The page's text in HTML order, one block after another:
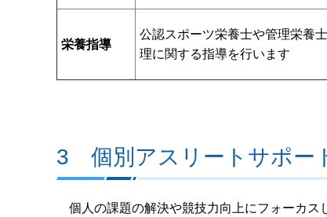
栄養指導
公認スポーツ栄養士や管理栄養
理に関する指導を行います
3 個別アスリートサポー
個人の課題の解決や競技力向上にフォーカス